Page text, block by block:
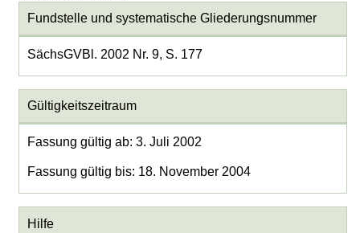
Fundstelle und systematische Gliederungsnummer
SächsGVBl. 2002 Nr. 9, S. 177
Gültigkeitszeitraum
Fassung gültig ab: 3. Juli 2002
Fassung gültig bis: 18. November 2004
Hilfe